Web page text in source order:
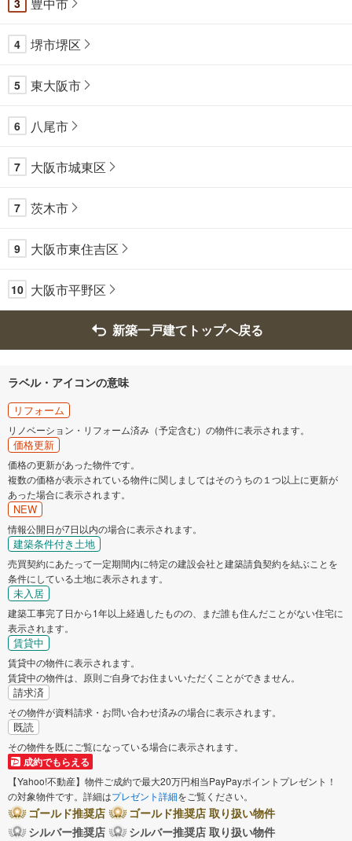
3
4 堺市堺区
5 東大阪市
6 八尾市
7 大阪市城東区
7 茨木市
9 大阪市東住吉区
10 大阪市平野区
新築一戸建てトップへ戻る
ラベル・アイコンの意味
リフォーム
リノベーション・リフォーム済み（予定含む）の物件に表示されます。
価格更新
価格の更新があった物件です。
複数の価格が表示されている物件に関しましてはそのうちの１つ以上に更新が
あった場合に表示されます。
NEW
情報公開日が7日以内の場合に表示されます。
建築条件付き土地
売買契約にあたって一定期間内に特定の建設会社と建築請負契約を結ぶことを
条件にしている土地に表示されます。
未入居
建築工事完了日から1年以上経過したものの、まだ誰も住んだことがない住宅に
表示されます。
賃貸中
賃貸中の物件に表示されます。
賃貸中の物件は、原則ご自身でお住まいいただくことができません。
請求済
その物件が資料請求・お問い合わせ済みの場合に表示されます。
既読
その物件を既にご覧になっている場合に表示されます。
成約でもらえる
【Yahoo!不動産】物件ご成約で最大20万円相当PayPayポイントプレゼント！
の対象物件です。詳細はプレゼント詳細をご覧ください。
ゴールド推奨店
ゴールド推奨店 取り扱い物件
シルバー推奨店
シルバー推奨店 取り扱い物件